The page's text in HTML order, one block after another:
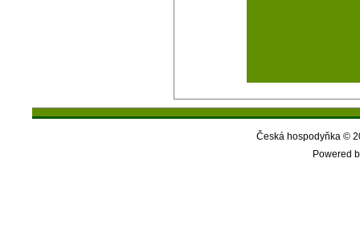
Česká hospodyňka ©
Powered